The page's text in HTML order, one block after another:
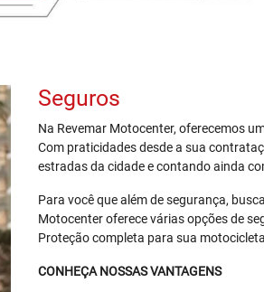
Seguros
Na Revemar Motocenter, oferecemos
Com praticidades desde a sua
estradas da cidade e contando ainda
Para você que além de segurança,
Motocenter oferece várias opções de
Proteção completa para sua
CONHEÇA NOSSAS VANTAGENS